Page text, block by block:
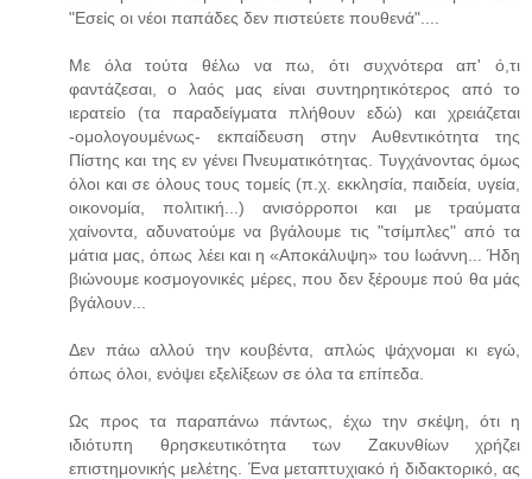
"Εσείς οι νέοι παπάδες δεν πιστεύετε πουθενά"....
Με όλα τούτα θέλω να πω, ότι συχνότερα απ' ό,τι
φαντάζεσαι, ο λαός μας είναι συντηρητικότερος από το
ιερατείο (τα παραδείγματα πλήθουν εδώ) και χρειάζεται
-ομολογουμένως- εκπαίδευση στην Αυθεντικότητα της
Πίστης και της εν γένει Πνευματικότητας. Τυγχάνοντας όμως
όλοι και σε όλους τους τομείς (π.χ. εκκλησία, παιδεία, υγεία,
οικονομία, πολιτική...) ανισόρροποι και με τραύματα
χαίνοντα, αδυνατούμε να βγάλουμε τις "τσίμπλες" από τα
μάτια μας, όπως λέει και η «Αποκάλυψη» του Ιωάννη... Ήδη
βιώνουμε κοσμογονικές μέρες, που δεν ξέρουμε πού θα μάς
βγάλουν...
Δεν πάω αλλού την κουβέντα, απλώς ψάχνομαι κι εγώ,
όπως όλοι, ενόψει εξελίξεων σε όλα τα επίπεδα.
Ως προς τα παραπάνω πάντως, έχω την σκέψη, ότι η
ιδιότυπη θρησκευτικότητα των Ζακυνθίων χρήζει
επιστημονικής μελέτης. Ένα μεταπτυχιακό ή διδακτορικό, ας